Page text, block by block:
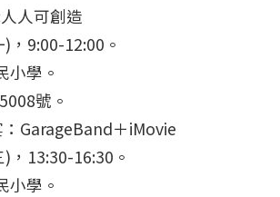
人可創造
，9:00-12:00。
小學。
號。
GarageBand＋iMovie
，13:30-16:30。
小學。